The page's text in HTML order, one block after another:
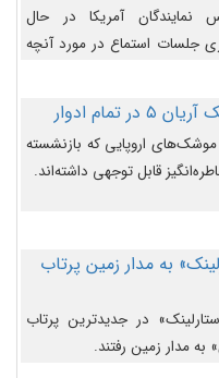
نمایندگان آمریکا در حال
جلسات استماع در مورد آنچه
افشاگران یوفوها هفته آینده
اروپایی که بازنشسته
قابل توجهی داشته‌اند.
به مدار زمین پرتاب
در جدیدترین پرتاب
مدار زمین رفتند.